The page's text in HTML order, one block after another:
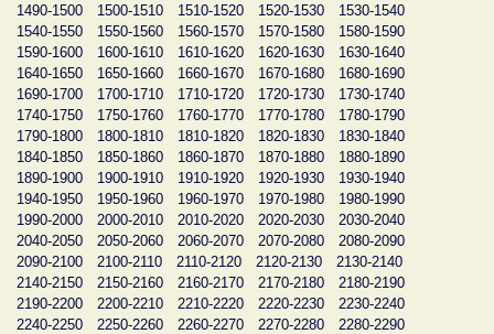
1490-1500
1500-1510 1510-1520 1520-1530
1530-1540
1540-1550
1550-1560 1560-1570 1570-1580
1580-1590
1590-1600
1600-1610 1610-1620 1620-1630
1630-1640
1640-1650
1650-1660 1660-1670 1670-1680
1680-1690
1690-1700
1700-1710 1710-1720 1720-1730
1730-1740
1740-1750
1750-1760 1760-1770 1770-1780
1780-1790
1790-1800
1800-1810 1810-1820 1820-1830
1830-1840
1840-1850
1850-1860 1860-1870 1870-1880
1880-1890
1890-1900
1900-1910 1910-1920 1920-1930
1930-1940
1940-1950
1950-1960 1960-1970 1970-1980
1980-1990
1990-2000
2000-2010 2010-2020 2020-2030
2030-2040
2040-2050
2050-2060 2060-2070 2070-2080
2080-2090
2090-2100
2100-2110 2110-2120 2120-2130
2130-2140
2140-2150
2150-2160 2160-2170 2170-2180
2180-2190
2190-2200
2200-2210 2210-2220 2220-2230
2230-2240
2240-2250
2250-2260 2260-2270 2270-2280
2280-2290